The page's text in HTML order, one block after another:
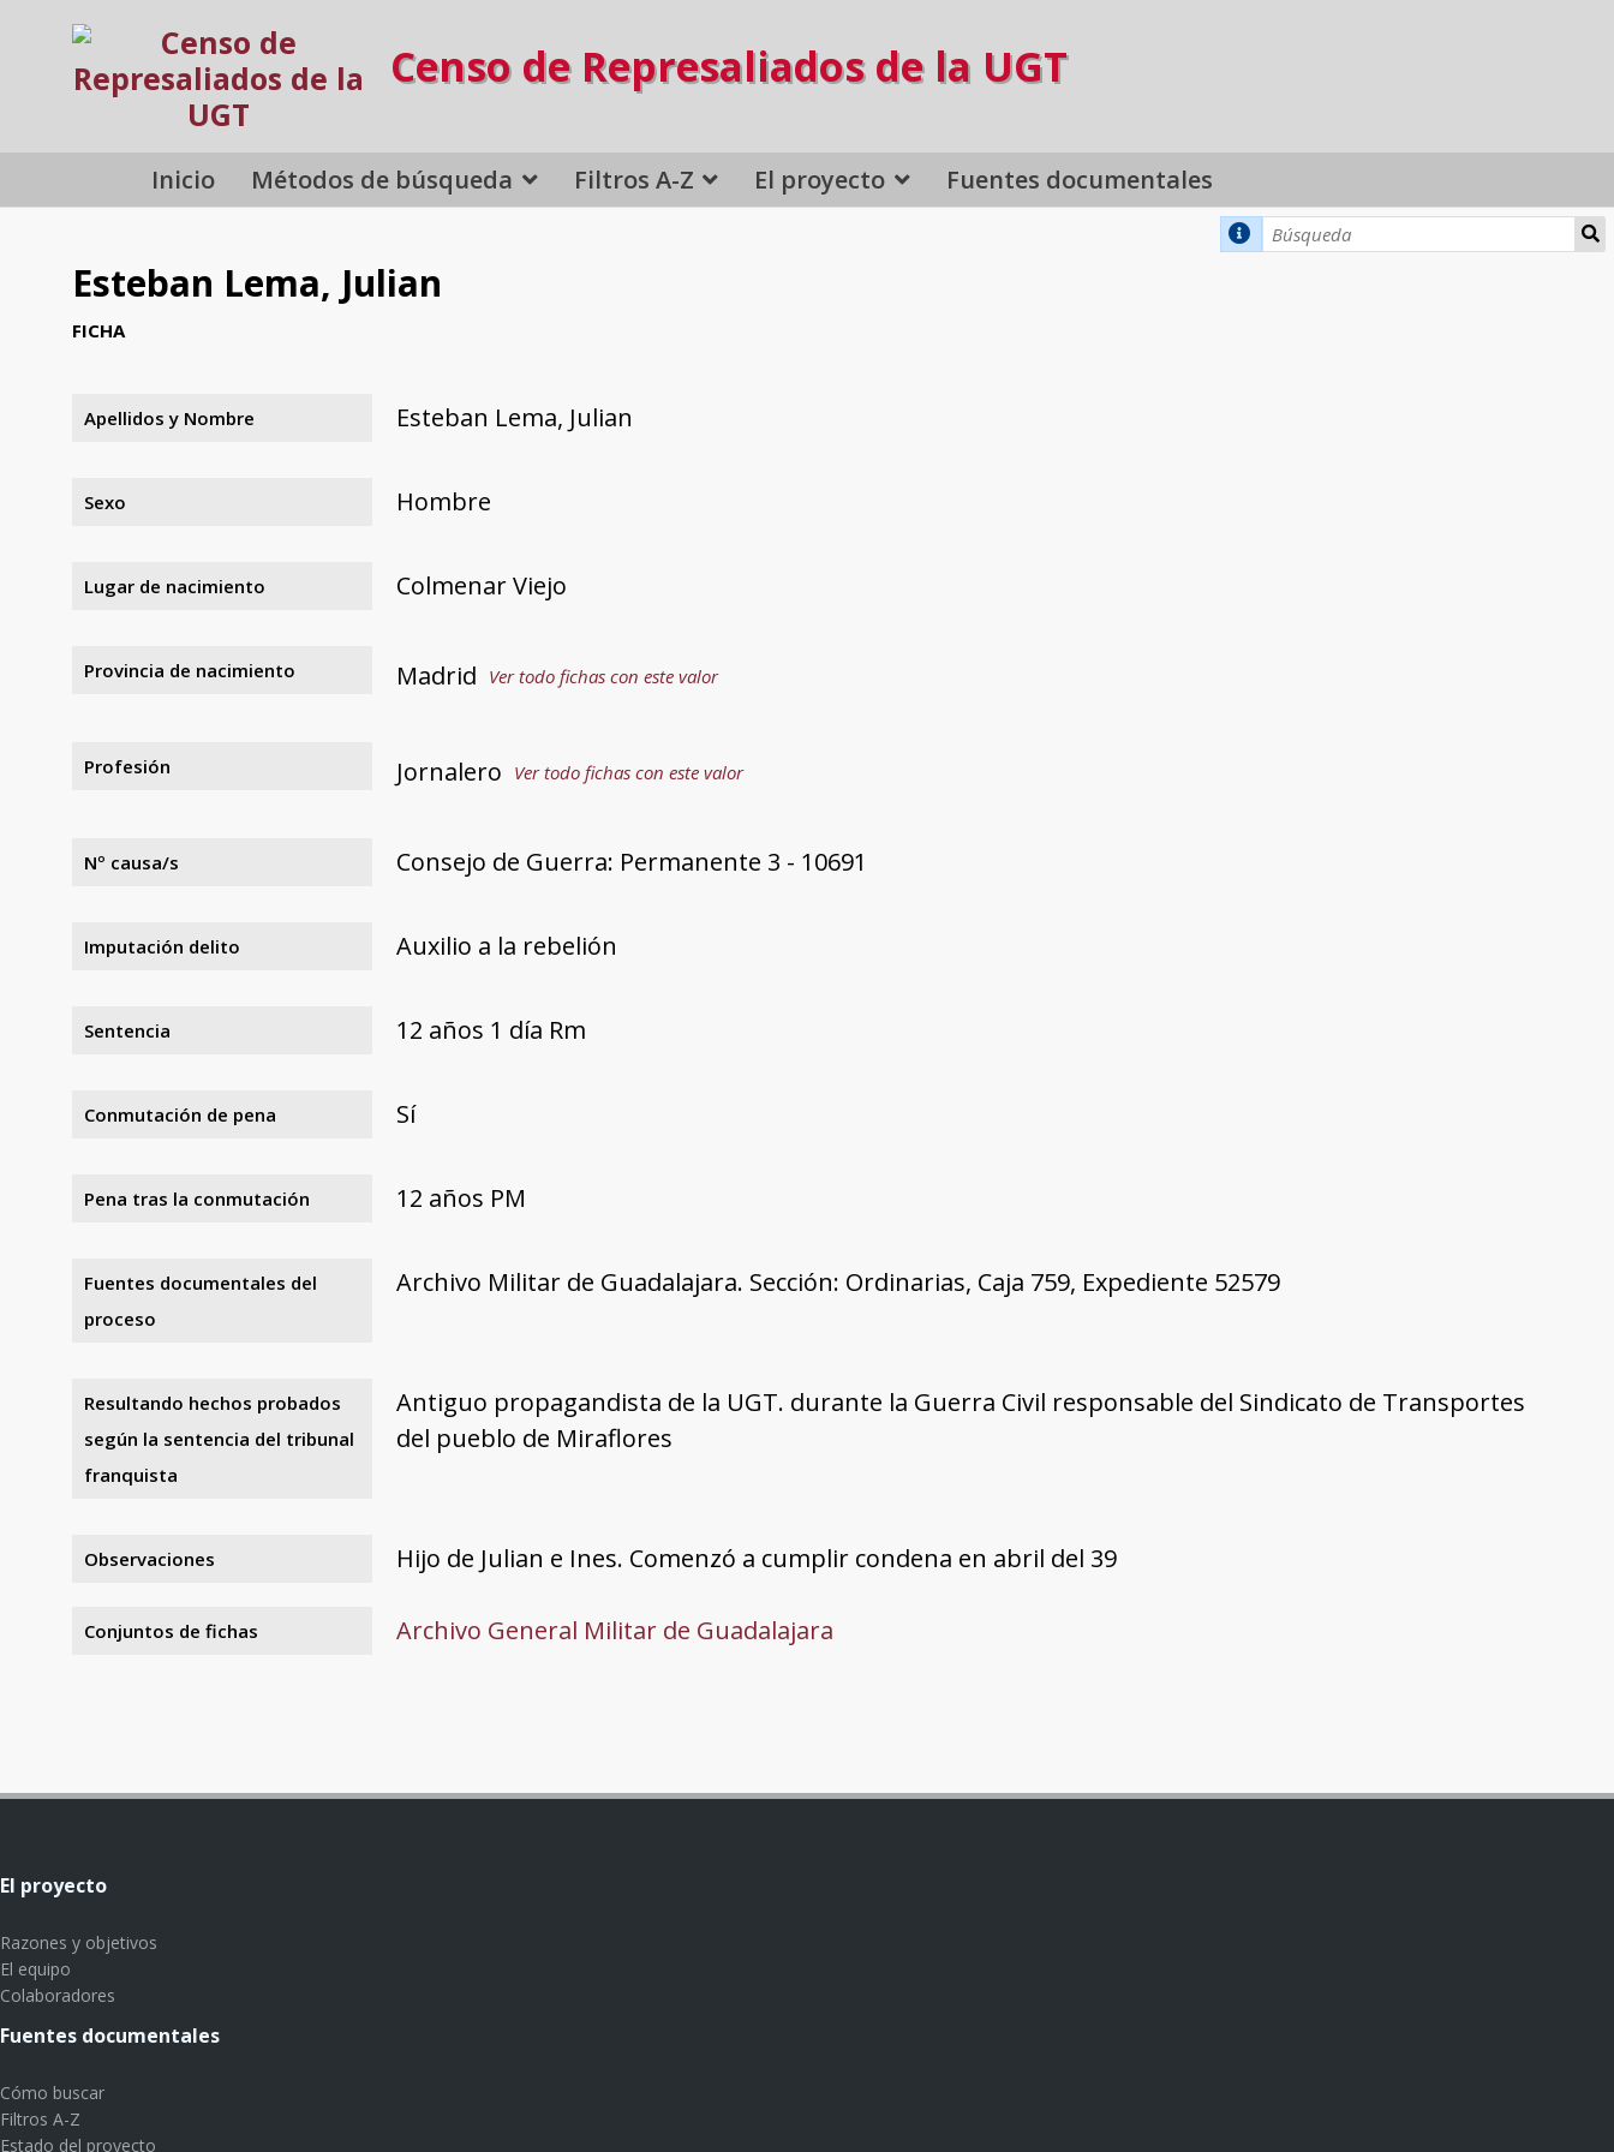
Censo de Represaliados de la UGT
Inicio Métodos de búsqueda Filtros A-Z El proyecto Fuentes documentales
Esteban Lema, Julian
FICHA
Apellidos y Nombre Esteban Lema, Julian
Sexo Hombre
Lugar de nacimiento Colmenar Viejo
Provincia de nacimiento Madrid Ver todo fichas con este valor
Profesión Jornalero Ver todo fichas con este valor
Nº causa/s Consejo de Guerra: Permanente 3 - 10691
Imputación delito Auxilio a la rebelión
Sentencia 12 años 1 día Rm
Conmutación de pena Sí
Pena tras la conmutación 12 años PM
Fuentes documentales del
proceso
Archivo Militar de Guadalajara. Sección: Ordinarias, Caja 759, Expediente 52579
Resultando hechos probados
según la sentencia del tribunal
franquista
Antiguo propagandista de la UGT. durante la Guerra Civil responsable del Sindicato de Transportes
del pueblo de Miraflores
Observaciones Hijo de Julian e Ines. Comenzó a cumplir condena en abril del 39
Conjuntos de fichas Archivo General Militar de Guadalajara
El proyecto
Razones y objetivos
El equipo
Colaboradores
Fuentes documentales
Cómo buscar
Filtros A-Z
Estado del proyecto